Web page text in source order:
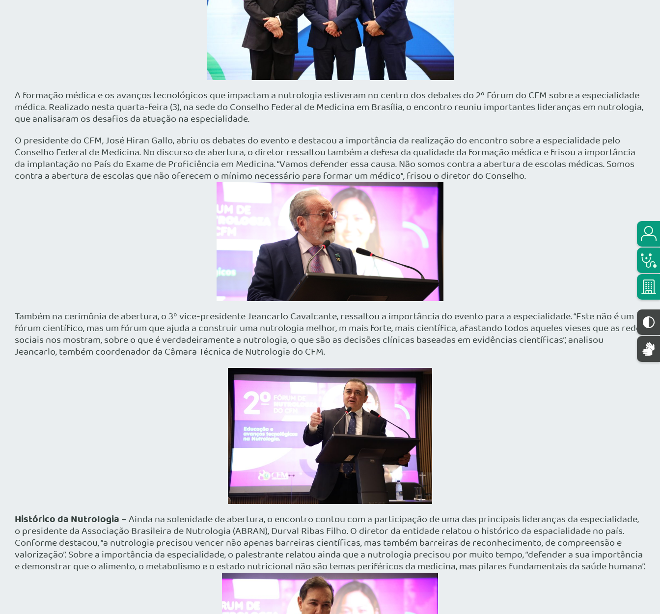
A formação médica e os avanços tecnológicos que impactam a nutrologia estiveram no centro dos debates do 2º Fórum do CFM sobre a especialidade
médica. Realizado nesta quarta-feira (3), na sede do Conselho Federal de Medicina em Brasília, o encontro reuniu importantes lideranças em nutrologia,
que analisaram os desafios da atuação na especialidade.
O presidente do CFM, José Hiran Gallo, abriu os debates do evento e destacou a importância da realização do encontro sobre a especialidade pelo
Conselho Federal de Medicina. No discurso de abertura, o diretor ressaltou também a defesa da qualidade da formação médica e frisou a importância
da implantação no País do Exame de Proficiência em Medicina. “Vamos defender essa causa. Não somos contra a abertura de escolas médicas. Somos
contra a abertura de escolas que não oferecem o mínimo necessário para formar um médico“, frisou o diretor do Conselho.
Também na cerimônia de abertura, o 3º vice-presidente Jeancarlo Cavalcante, ressaltou a importância do evento para a especialidade. “Este não é um
fórum científico, mas um fórum que ajuda a construir uma nutrologia melhor, m mais forte, mais científica, afastando todos aqueles vieses que as redes
sociais nos mostram, sobre o que é verdadeiramente a nutrologia, o que são as decisões clínicas baseadas em evidências científicas”, analisou
Jeancarlo, também coordenador da Câmara Técnica de Nutrologia do CFM.
Histórico da Nutrologia – Ainda na solenidade de abertura, o encontro contou com a participação de uma das principais lideranças da especialidade,
o presidente da Associação Brasileira de Nutrologia (ABRAN), Durval Ribas Filho. O diretor da entidade relatou o histórico da espacialidade no país.
Conforme destacou, “a nutrologia precisou vencer não apenas barreiras científicas, mas também barreiras de reconhecimento, de compreensão e
valorização”. Sobre a importância da especialidade, o palestrante relatou ainda que a nutrologia precisou por muito tempo, “defender a sua importância
e demonstrar que o alimento, o metabolismo e o estado nutricional não são temas periféricos da medicina, mas pilares fundamentais da saúde humana”.